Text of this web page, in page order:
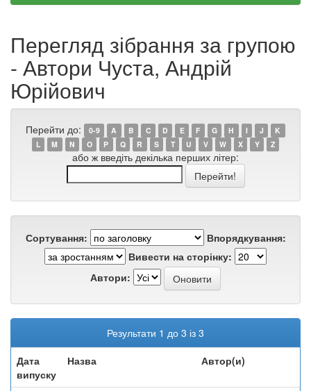
Перегляд зібрання за групою
- Автори Чуста, Андрій
Юрійович
Перейти до: 0-9 A B C D E F G H I J
K
L
M N O P Q R S T U V W X Y Z
або ж введіть декілька перших літер:
Сортування:
Впорядкування:
Вивести на сторінку:
Автори:
Результати 1 до 3 із 3
Дата
випуску
Назва Автор(и)